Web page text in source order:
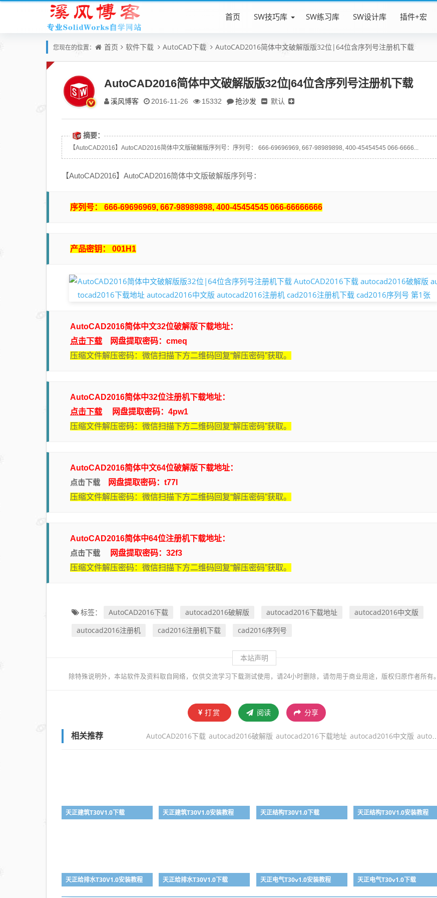
首页 SW技巧库 SW练习库 SW设计库 插件+宏
您现在的位置： 首页 软件下载 AutoCAD下载 AutoCAD2016简体中文破解版版32位|64位含序列号注册机下载
AutoCAD2016简体中文破解版版32位|64位含序列号注册机下载
溪风博客 2016-11-26 15332 抢沙发 默认
摘要：
【AutoCAD2016】AutoCAD2016简体中文版破解版序列号：序列号： 666-69696969, 667-98989898, 400-45454545 066-6666...
【AutoCAD2016】AutoCAD2016简体中文版破解版序列号：
序列号： 666-69696969, 667-98989898, 400-45454545 066-66666666
产品密钥： 001H1
AutoCAD2016简体中文32位破解版下载地址：
点击下载 网盘提取密码：cmeq
压缩文件解压密码：微信扫描下方二维码回复“解压密码”获取。
AutoCAD2016简体中32位注册机下载地址：
点击下载 网盘提取密码：4pw1
压缩文件解压密码：微信扫描下方二维码回复“解压密码”获取。
AutoCAD2016简体中文64位破解版下载地址：
点击下载 网盘提取密码：t77l
压缩文件解压密码：微信扫描下方二维码回复“解压密码”获取。
AutoCAD2016简体中64位注册机下载地址：
点击下载 网盘提取密码：32f3
压缩文件解压密码：微信扫描下方二维码回复“解压密码”获取。
标签： AutoCAD2016下载 autocad2016破解版 autocad2016下载地址
autocad2016中文版
autocad2016注册机
cad2016注册机下载 cad2016序列号
本站声明
除特殊说明外，本站软件及资料取自网络，仅供交流学习下载测试使用，请24小时删除，请勿用于商业用途，版权归原作者所有。
打赏 阅读 分享
相关推荐 AutoCAD2016下载 autocad2016破解版 autocad2016下载地址 autocad2016中文版 autocad2016注册机
天正建筑T30V1.0下载 天正建筑T30V1.0安装教程 天正结构T30V1.0下载 天正结构T30V1.0安装教程
天正给排水T30V1.0安装教程 天正给排水T30V1.0下载 天正电气T30v1.0安装教程 天正电气T30v1.0下载